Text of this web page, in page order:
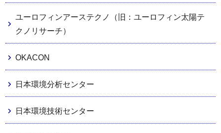
ユーロフィンアーステクノ（旧：ユーロフィン太陽テ
クノリサーチ）
OKACON
日本環境分析センター
日本環境技術センター